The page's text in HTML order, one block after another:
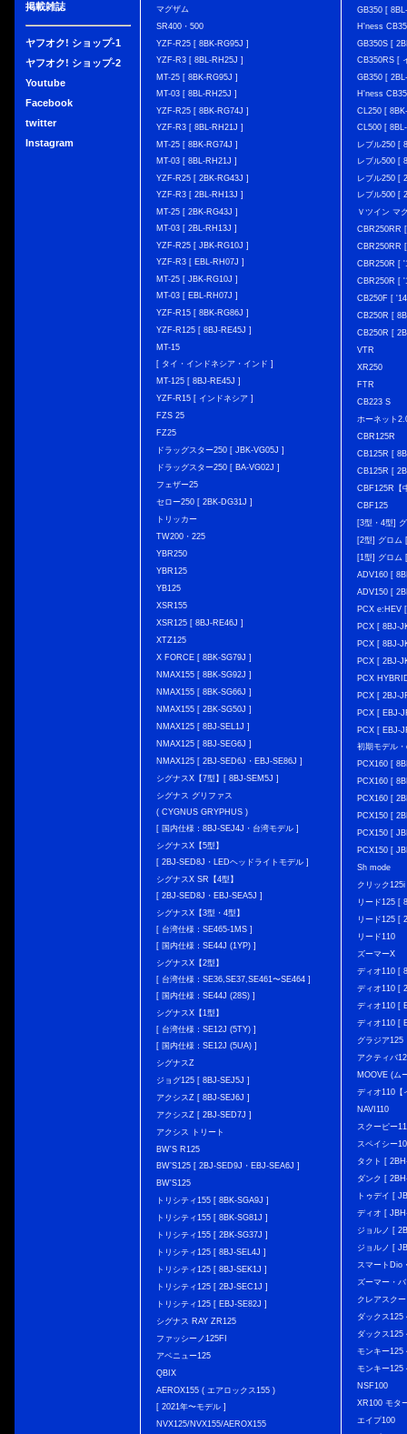
掲載雑誌
ヤフオク! ショップ-1
ヤフオク! ショップ-2
Youtube
Facebook
twitter
Instagram
マグザム
SR400・500
YZF-R25 [ 8BK-RG95J ]
YZF-R3 [ 8BL-RH25J ]
MT-25 [ 8BK-RG95J ]
MT-03 [ 8BL-RH25J ]
YZF-R25 [ 8BK-RG74J ]
YZF-R3 [ 8BL-RH21J ]
MT-25 [ 8BK-RG74J ]
MT-03 [ 8BL-RH21J ]
YZF-R25 [ 2BK-RG43J ]
YZF-R3 [ 2BL-RH13J ]
MT-25 [ 2BK-RG43J ]
MT-03 [ 2BL-RH13J ]
YZF-R25 [ JBK-RG10J ]
YZF-R3 [ EBL-RH07J ]
MT-25 [ JBK-RG10J ]
MT-03 [ EBL-RH07J ]
YZF-R15 [ 8BK-RG86J ]
YZF-R125 [ 8BJ-RE45J ]
MT-15
[ タイ・インドネシア・インド ]
MT-125 [ 8BJ-RE45J ]
YZF-R15 [ インドネシア ]
FZS 25
FZ25
ドラッグスター250 [ JBK-VG05J ]
ドラッグスター250 [ BA-VG02J ]
フェザー25
セロー250 [ 2BK-DG31J ]
トリッカー
TW200・225
YBR250
YBR125
YB125
XSR155
XSR125 [ 8BJ-RE46J ]
XTZ125
X FORCE [ 8BK-SG79J ]
NMAX155 [ 8BK-SG92J ]
NMAX155 [ 8BK-SG66J ]
NMAX155 [ 2BK-SG50J ]
NMAX125 [ 8BJ-SEL1J ]
NMAX125 [ 8BJ-SEG6J ]
NMAX125 [ 2BJ-SED6J・EBJ-SE86J ]
シグナスX【7型】[ 8BJ-SEM5J ]
シグナス グリファス
( CYGNUS GRYPHUS )
[ 国内仕様：8BJ-SEJ4J・台湾モデル ]
シグナスX【5型】
[ 2BJ-SED8J・LEDヘッドライトモデル ]
シグナスX SR【4型】
[ 2BJ-SED8J・EBJ-SEA5J ]
シグナスX【3型・4型】
[ 台湾仕様：SE465-1MS ]
[ 国内仕様：SE44J (1YP) ]
シグナスX【2型】
[ 台湾仕様：SE36,SE37,SE461〜SE464 ]
[ 国内仕様：SE44J (28S) ]
シグナスX【1型】
[ 台湾仕様：SE12J (5TY) ]
[ 国内仕様：SE12J (5UA) ]
シグナスZ
ジョグ125 [ 8BJ-SEJ5J ]
アクシスZ [ 8BJ-SEJ6J ]
アクシスZ [ 2BJ-SED7J ]
アクシス トリート
BW'S R125
BW’S125 [ 2BJ-SED9J・EBJ-SEA6J ]
BW'S125
トリシティ155 [ 8BK-SGA9J ]
トリシティ155 [ 8BK-SG81J ]
トリシティ155 [ 2BK-SG37J ]
トリシティ125 [ 8BJ-SEL4J ]
トリシティ125 [ 8BJ-SEK1J ]
トリシティ125 [ 2BJ-SEC1J ]
トリシティ125 [ EBJ-SE82J ]
シグナス RAY ZR125
ファッシーノ125FI
アベニュー125
QBIX
AEROX155 ( エアロックス155 )
[ 2021年〜モデル ]
NVX125/NVX155/AEROX155
GB350 [
H'ness
GB350S [
CB350RS [
GB350 [
H'ness
CL250 [
CL500 [
レブル250 [
レブル500 [
レブル250 [
レブル500 [
Ｖツイン マ
CBR250RR
CBR250RR
CBR250R [
CBR250R [
CB250F [
CB250R [
CB250R [
VTR
XR250
FTR
CB223 S
ホーネット
CBR125R
CB125R [
CB125R [
CBF125R【
CBF125
[3型・4型]
[2型] グロム
[1型] グロム
ADV160 [
ADV150 [
PCX e:HEV
PCX [ 8BJ-
PCX [ 8BJ-
PCX [ 2BJ-
PCX
PCX [ 2BJ-
PCX [ EBJ-
PCX [ EBJ-
初期モデル
PCX160 [
PCX160 [
PCX160 [
PCX150 [
PCX150 [
PCX150 [
Sh mode
クリック
リード125 [
リード125 [
リード110
ズーマーX
ディオ110 [
ディオ110 [
ディオ110 [
ディオ110 [
グラジア125
アクティバ
MOOVE (ム
ディオ110【
NAVI110
スクーピー
スペイシー
タクト [
ダンク [
トゥデイ [
ディオ [
ジョルノ [
ジョルノ [
スマートDio
ズーマー・
クレアスク
ダックス
ダックス
モンキー
モンキー125
NSF100
XR100 モタ
エイプ100